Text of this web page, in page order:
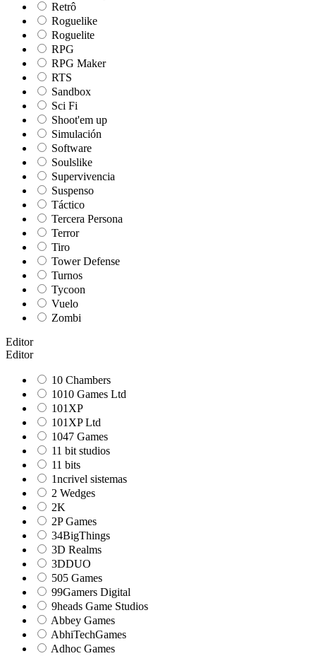
Retrô
Roguelike
Roguelite
RPG
RPG Maker
RTS
Sandbox
Sci Fi
Shoot'em up
Simulación
Software
Soulslike
Supervivencia
Suspenso
Táctico
Tercera Persona
Terror
Tiro
Tower Defense
Turnos
Tycoon
Vuelo
Zombi
Editor
Editor
10 Chambers
1010 Games Ltd
101XP
101XP Ltd
1047 Games
11 bit studios
11 bits
1ncrivel sistemas
2 Wedges
2K
2P Games
34BigThings
3D Realms
3DDUO
505 Games
99Gamers Digital
9heads Game Studios
Abbey Games
AbhiTechGames
Adhoc Games